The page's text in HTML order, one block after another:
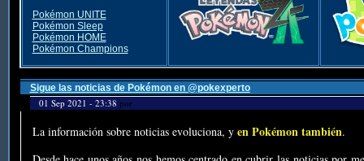
Pokémon UNITE
Pokémon Sleep
Pokémon HOME
Pokémon Champions
Sigue las noticias de Pokémon en @pokexperto
01 Sep 2021 - 23:38 por
La información sobre noticias evoluciona, y en Pokémon también.